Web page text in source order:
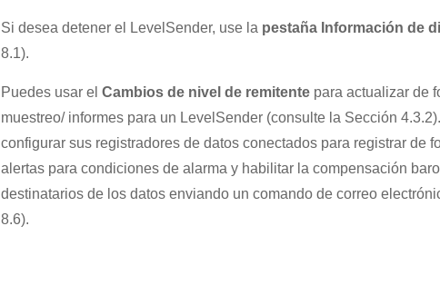
Si desea detener el LevelSender, use la pestaña Información de
8.1).
Puedes usar el Cambios de nivel de remitente para actualizar de
muestreo/ informes para un LevelSender (consulte la Sección
configurar sus registradores de datos conectados para registrar de
alertas para condiciones de alarma y habilitar la compensación
destinatarios de los datos enviando un comando de correo
8.6).